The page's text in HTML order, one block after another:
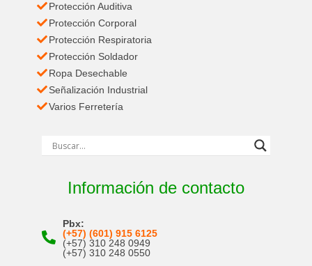
Protección Auditiva
Protección Corporal
Protección Respiratoria
Protección Soldador
Ropa Desechable
Señalización Industrial
Varios Ferretería
Información de contacto
Pbx:
(+57) (601) 915 6125
(+57) 310 248 0949
(+57) 310 248 0550